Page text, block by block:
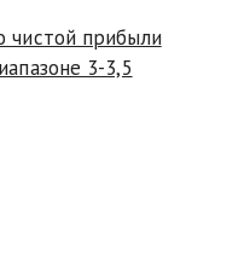
чистой прибыли
3-3,5